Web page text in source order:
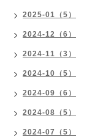
2025-01（5）
2024-12（6）
2024-11（3）
2024-10（5）
2024-09（6）
2024-08（5）
2024-07（5）